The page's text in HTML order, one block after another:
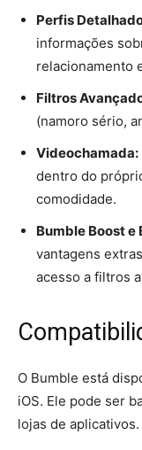
Perfis
informações
relacionamento
Filtros
(namoro sério,
Videochamada:
dentro do
comodidade.
Bumble Boost e
vantagens
acesso a filtros
O Bumble está
iOS. Ele pode ser
lojas de aplicativos.